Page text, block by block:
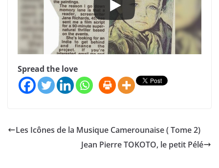
Spread the love
Les Icônes de la Musique Camerounaise ( Tome 2)
Jean Pierre TOKOTO, le petit Pélé